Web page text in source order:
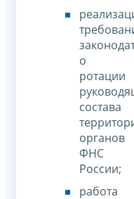
о
ротации
состава
органов
ФНС
России;
работа